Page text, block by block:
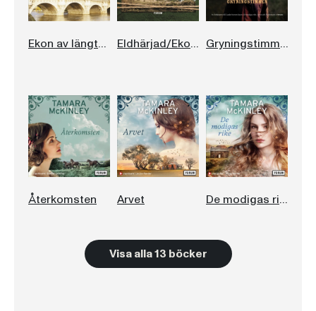
Ekon av längtan Eldhärjad/Ekon av längtan Gryningstimmen
Återkomsten Arvet De modigas rike
Visa alla 13 böcker